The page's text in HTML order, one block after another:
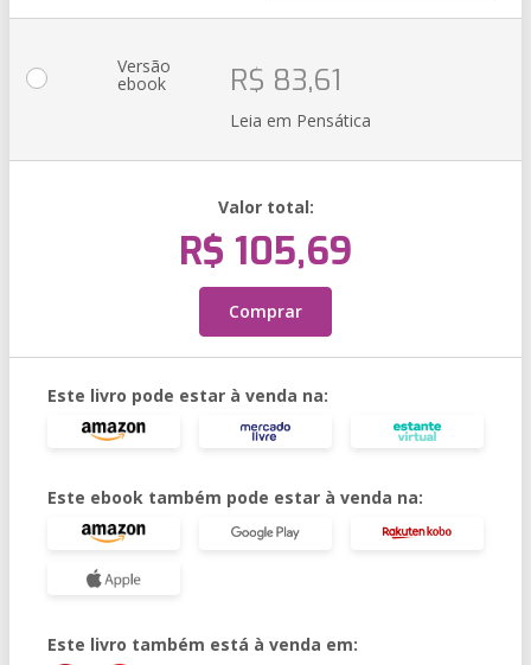
Versão
ebook R$ 83,61
Leia em Pensática
Valor total:
R$ 105,69
Comprar
Este livro pode estar à venda na:
Este ebook também pode estar à venda na:
Este livro também está à venda em: